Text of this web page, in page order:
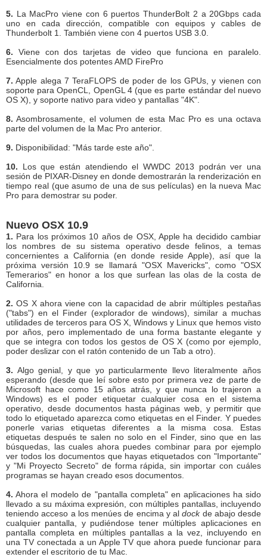
5. La MacPro viene con 6 puertos ThunderBolt 2 a 20Gbps cada
uno en cada dirección, compatible con equipos y cables de
Thunderbolt 1. También viene con 4 puertos USB 3.0.
6. Viene con dos tarjetas de video que funciona en paralelo.
Esencialmente dos potentes AMD FirePro
7. Apple alega 7 TeraFLOPS de poder de los GPUs, y vienen con
soporte para OpenCL, OpenGL 4 (que es parte estándar del nuevo
OS X), y soporte nativo para video y pantallas "4K".
8. Asombrosamente, el volumen de esta Mac Pro es una octava
parte del volumen de la Mac Pro anterior.
9. Disponibilidad: "Más tarde este año".
10. Los que están atendiendo el WWDC 2013 podrán ver una
sesión de PIXAR-Disney en donde demostrarán la renderización en
tiempo real (que asumo de una de sus películas) en la nueva Mac
Pro para demostrar su poder.
Nuevo OSX 10.9
1. Para los próximos 10 años de OSX, Apple ha decidido cambiar
los nombres de su sistema operativo desde felinos, a temas
concernientes a California (en donde reside Apple), así que la
próxima versión 10.9 se llamará "OSX Mavericks", como "OSX
Temerarios" en honor a los que surfean las olas de la costa de
California.
2. OS X ahora viene con la capacidad de abrir múltiples pestañas
("tabs") en el Finder (explorador de windows), similar a muchas
utilidades de terceros para OS X, Windows y Linux que hemos visto
por años, pero implementado de una forma bastante elegante y
que se integra con todos los gestos de OS X (como por ejemplo,
poder deslizar con el ratón contenido de un Tab a otro).
3. Algo genial, y que yo particularmente llevo literalmente años
esperando (desde que leí sobre esto por primera vez de parte de
Microsoft hace como 15 años atrás, y que nunca lo trajeron a
Windows) es el poder etiquetar cualquier cosa en el sistema
operativo, desde documentos hasta páginas web, y permitir que
todo lo etiquetado aparezca como etiquetas en el Finder. Y puedes
ponerle varias etiquetas diferentes a la misma cosa. Estas
etiquetas después te salen no solo en el Finder, sino que en las
búsquedas, las cuales ahora puedes combinar para por ejemplo
ver todos los documentos que hayas etiquetados con "Importante"
y "Mi Proyecto Secreto" de forma rápida, sin importar con cuáles
programas se hayan creado esos documentos.
4. Ahora el modelo de "pantalla completa" en aplicaciones ha sido
llevado a su máxima expresión, con múltiples pantallas, incluyendo
teniendo acceso a los menúes de encima y aldockde abajo desde
cualquier pantalla, y pudiéndose tener múltiples aplicaciones en
pantalla completa en múltiples pantallas a la vez, incluyendo en
una TV conectada a un Apple TV que ahora puede funcionar para
extender el escritorio de tu Mac.